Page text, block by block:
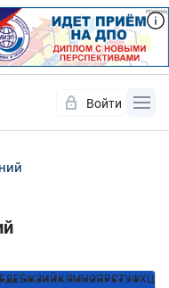
Войти
ГДЕЁЖЗИ Й КЛМ НОП РСТУФХ Ц